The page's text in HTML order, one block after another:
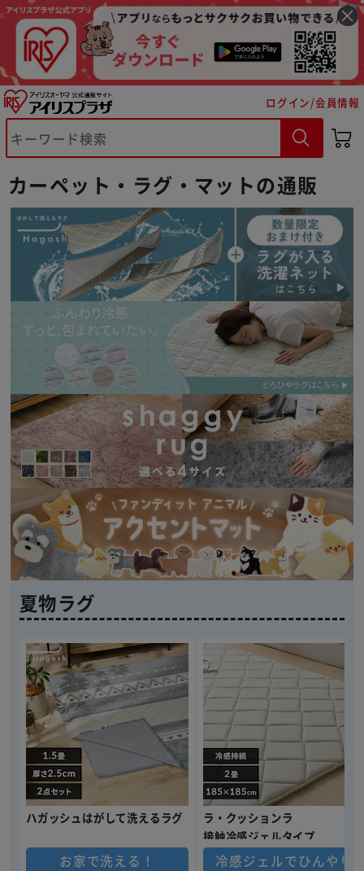
ログイン/会員情報
カーペット・ラグ・マットの通販
夏物ラグ
ハガッシュはがして洗えるラグ
お家で洗える！
ラ・クッションラ
接触冷感ジェルタイプ
冷感ジェルでひんやり
※ご確認ください
カートに入れる